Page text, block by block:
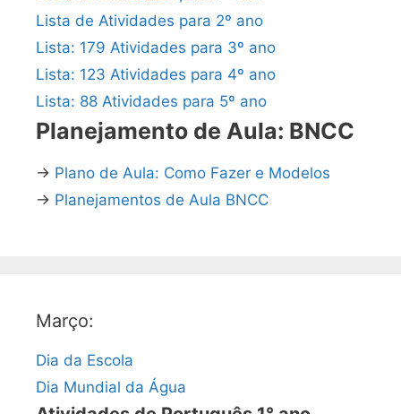
Lista de Atividades para 2º ano
Lista: 179 Atividades para 3º ano
Lista: 123 Atividades para 4º ano
Lista: 88 Atividades para 5º ano
Planejamento de Aula: BNCC
→ Plano de Aula: Como Fazer e Modelos
→ Planejamentos de Aula BNCC
Março:
Dia da Escola
Dia Mundial da Água